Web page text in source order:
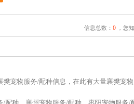
信息总数： 0，您知
宠物服务/配种信息，在此有大量襄樊宠